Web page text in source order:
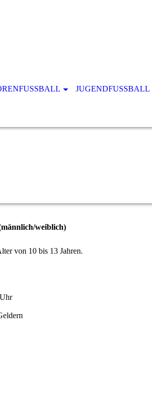
JUGENDFUSSBALL
weiblich)
von 10 bis 13 Jahren.